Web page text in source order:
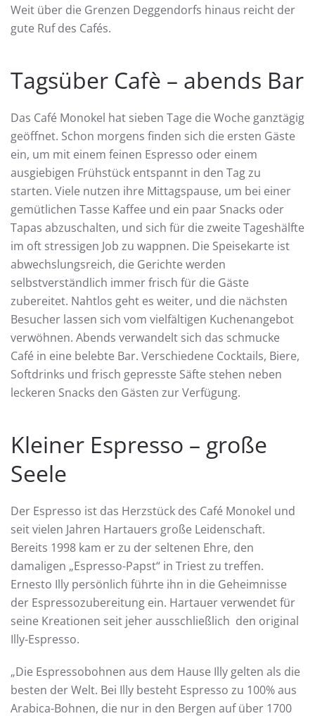
Weit über die Grenzen Deggendorfs hinaus reicht der
gute Ruf des Cafés.
Tagsüber Cafè – abends Bar
Das Café Monokel hat sieben Tage die Woche ganztägig
geöffnet. Schon morgens finden sich die ersten Gäste
ein, um mit einem feinen Espresso oder einem
ausgiebigen Frühstück entspannt in den Tag zu
starten. Viele nutzen ihre Mittagspause, um bei einer
gemütlichen Tasse Kaffee und ein paar Snacks oder
Tapas abzuschalten, und sich für die zweite Tageshälfte
im oft stressigen Job zu wappnen. Die Speisekarte ist
abwechslungsreich, die Gerichte werden
selbstverständlich immer frisch für die Gäste
zubereitet. Nahtlos geht es weiter, und die nächsten
Besucher lassen sich vom vielfältigen Kuchenangebot
verwöhnen. Abends verwandelt sich das schmucke
Café in eine belebte Bar. Verschiedene Cocktails, Biere,
Softdrinks und frisch gepresste Säfte stehen neben
leckeren Snacks den Gästen zur Verfügung.
Kleiner Espresso – große
Seele
Der Espresso ist das Herzstück des Café Monokel und
seit vielen Jahren Hartauers große Leidenschaft.
Bereits 1998 kam er zu der seltenen Ehre, den
damaligen „Espresso-Papst“ in Triest zu treffen.
Ernesto Illy persönlich führte ihn in die Geheimnisse
der Espressozubereitung ein. Hartauer verwendet für
seine Kreationen seit jeher ausschließlich den original
Illy-Espresso.
„Die Espressobohnen aus dem Hause Illy gelten als die
besten der Welt. Bei Illy besteht Espresso zu 100% aus
Arabica-Bohnen, die nur in den Bergen auf über 1700